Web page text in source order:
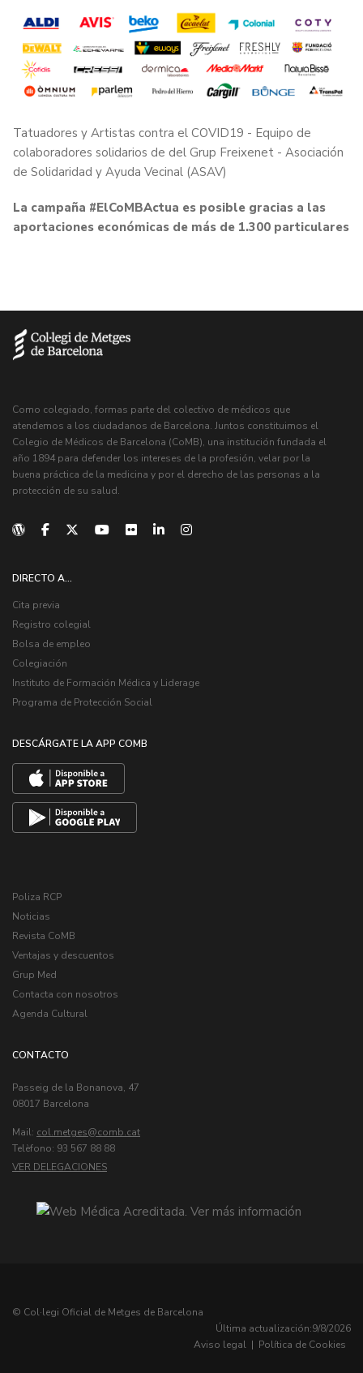
Tatuadores y Artistas contra el COVID19 - Equipo de
colaboradores solidarios de del Grup Freixenet - Asociación
de Solidaridad y Ayuda Vecinal (ASAV)
La campaña #ElCoMBActua es posible gracias a las
aportaciones económicas de más de 1.300 particulares
Como colegiado, formas parte del colectivo de médicos que
atendemos a los ciudadanos de Barcelona. Juntos constituimos el
Colegio de Médicos de Barcelona (CoMB), una institución fundada el
año 1894 para defender los intereses de la profesión, velar por la
buena práctica de la medicina y por el derecho de las personas a la
protección de su salud.
DIRECTO A...
Cita previa
Registro colegial
Bolsa de empleo
Colegiación
Instituto de Formación Médica y Liderage
Programa de Protección Social
DESCÁRGATE LA APP COMB
Poliza RCP
Noticias
Revista CoMB
Ventajas y descuentos
Grup Med
Contacta con nosotros
Agenda Cultural
CONTACTO
Passeig de la Bonanova, 47
08017 Barcelona
Mail: col.metges
Telèfono: 93 567 88 88
VER DELEGACIONES
© Col·legi Oficial de Metges de Barcelona
Última actualización:9/8/2026
Aviso legal | Política de Cookies